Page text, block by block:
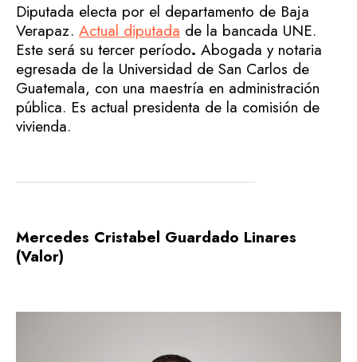
Diputada electa por el departamento de Baja
Verapaz. Actual diputada de la bancada UNE.
Este será su tercer período. Abogada y notaria
egresada de la Universidad de San Carlos de
Guatemala, con una maestría en administración
pública. Es actual presidenta de la comisión de
vivienda.
Mercedes Cristabel Guardado Linares
(Valor)